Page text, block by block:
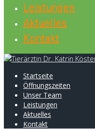
Leistungen
Aktuelles
Kontakt
Startseite
Öffnungszeiten
Unser Team
Leistungen
Aktuelles
Kontakt